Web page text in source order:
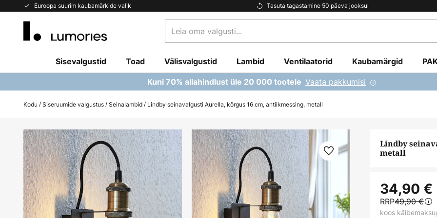
Euroopa suurim kaubamärkide valik Tasuta tagastamine 50 päeva jooksul
Skip
oma
Sisevalgustid Toad Välisvalgustid Lambid Ventilaatorid Kaubamärgid
Kuni 70% allahindlust üle 20 000 tootele Vaata pakkumisi
Kodu Siseruumide valgustus Seinalambid Lindby seinavalgusti Aurella, kõrgus 16 cm, antiikmessing, metall
Skip
to
the
end
of
the
images
Lindby
metall
34,90 €
RRP49,90 €
koos